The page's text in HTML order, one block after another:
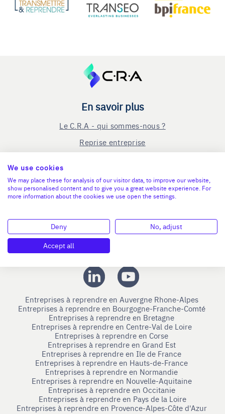
En savoir plus
Le C.R.A - qui sommes-nous ?
Reprise entreprise
Nous contacter
Nous suivre
Entreprises à reprendre en Auvergne Rhone-Alpes
Entreprises à reprendre en Bourgogne-Franche-Comté
Entreprises à reprendre en Bretagne
Entreprises à reprendre en Centre-Val de Loire
Entreprises à reprendre en Corse
Entreprises à reprendre en Grand Est
Entreprises à reprendre en Ile de France
Entreprises à reprendre en Hauts-de-France
Entreprises à reprendre en Normandie
Entreprises à reprendre en Nouvelle-Aquitaine
Entreprises à reprendre en Occitanie
Entreprises à reprendre en Pays de la Loire
Entreprises à reprendre en Provence-Alpes-Côte d'Azur
We use cookies
We may place these for analysis of our visitor data, to improve our website,
show personalised content and to give you a great website experience. For
more information about the cookies we use open the settings.
Deny
No, adjust
Accept all